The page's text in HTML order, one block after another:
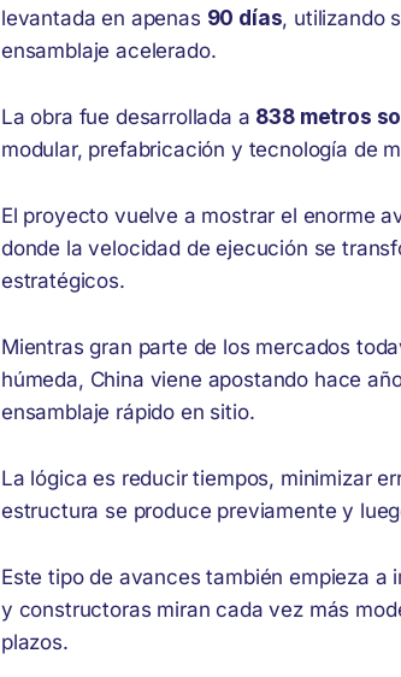
levantada en apenas 90 días, utilizando
ensamblaje acelerado.
La obra fue desarrollada a 838 metros
modular, prefabricación y tecnología de
El proyecto vuelve a mostrar el enorme
donde la velocidad de ejecución se
estratégicos.
Mientras gran parte de los mercados
húmeda, China viene apostando hace
ensamblaje rápido en sitio.
La lógica es reducir tiempos, minimizar
estructura se produce previamente y
Este tipo de avances también empieza a
y constructoras miran cada vez más
plazos.